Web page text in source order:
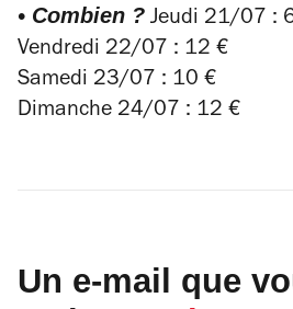
• Combien ? Jeudi 21/07 :
Vendredi 22/07 : 12 €
Samedi 23/07 : 10 €
Dimanche 24/07 : 12 €
Un e-mail que